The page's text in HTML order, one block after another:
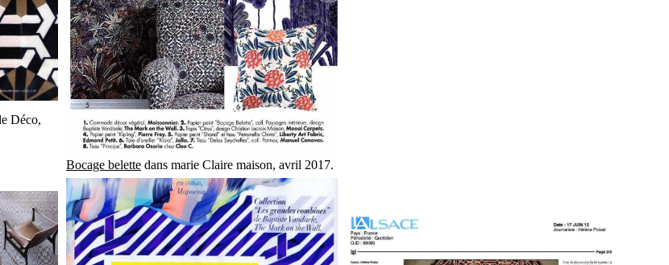
Déco,
Bocage belette dans marie Claire maison, avril 2017.